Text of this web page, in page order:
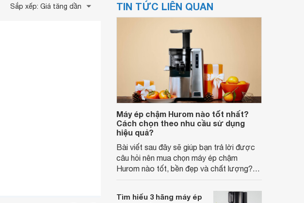
Sắp xếp: Giá tăng dần TIN TỨC LIÊN QUAN
Máy ép chậm Hurom nào tốt nhất?
Cách chọn theo nhu cầu sử dụng
hiệu quả?
Bài viết sau đây sẽ giúp bạn trả lời được
câu hỏi nên mua chọn máy ép chậm
Hurom nào tốt, bền đẹp và chất lượng?
gợi ý trong bài viết sau sẽ giúp bạn lựa
chọn được đúng thiết bị phù hợp với nhu
Tìm hiểu 3 hãng máy ép